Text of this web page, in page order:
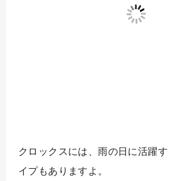
クロックスには、雨の日に活躍
イプもありますよ。